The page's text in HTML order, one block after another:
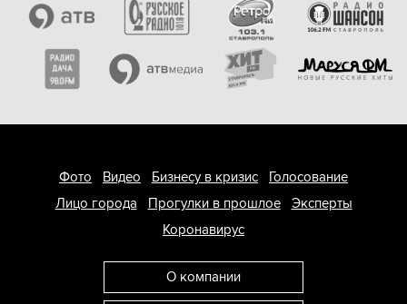
Фото Видео Бизнесу в кризис
Голосование
Лицо города
Прогулки в прошлое
Эксперты
Коронавирус
О компании